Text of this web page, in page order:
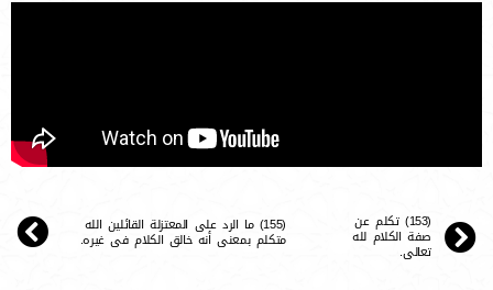
(153) تكلم عن
صفة الكلام لله
تعالى.
(155) ما الرد على المعتزلة القائلين الله
متكلم بمعنى أنه خالق الكلام فى غيره.